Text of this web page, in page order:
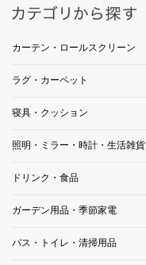
カーテン・ロールスクリーン
ラグ・カーペット
寝具・クッション
照明・ミラー・時計・生活雑貨
ドリンク・食品
ガーデン用品・季節家電
バス・トイレ・清掃用品